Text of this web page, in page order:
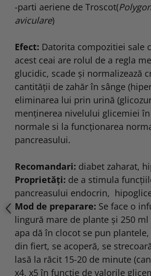
-parti aeriene de Troscot(
aviculare)
Efect: Datorita compozitiei sale
acest ceai are rolul de a regla
glucidic, scade şi normalizează
cantităţii de zahăr în sânge
eliminarea lui prin urină
menţinerea nivelului glicemiei
normale si la funcționarea
pancreasului.
Recomandari: diabet zaharat,
Proprietăți: de a stimula
pancreasului endocrin,
Mod de preparare: Se face o
lingură mare de plante şi 250 ml
apa dă în clocot se pun
din fiert, se acoperă, se
lasă la răcit 15-20 de minute
x4, x5 în funcţie de valorile